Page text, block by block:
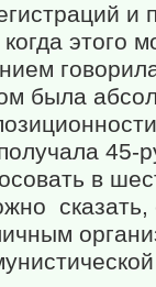
и
этого
была
45-
в
сказать,